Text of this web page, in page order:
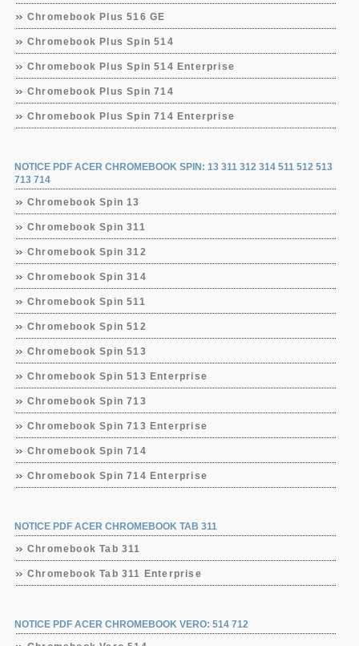
Chromebook Plus 516 GE
Chromebook Plus Spin 514
Chromebook Plus Spin 514 Enterprise
Chromebook Plus Spin 714
Chromebook Plus Spin 714 Enterprise
NOTICE PDF ACER CHROMEBOOK SPIN: 13 311 312 314 511 512 513
713 714
Chromebook Spin 13
Chromebook Spin 311
Chromebook Spin 312
Chromebook Spin 314
Chromebook Spin 511
Chromebook Spin 512
Chromebook Spin 513
Chromebook Spin 513 Enterprise
Chromebook Spin 713
Chromebook Spin 713 Enterprise
Chromebook Spin 714
Chromebook Spin 714 Enterprise
NOTICE PDF ACER CHROMEBOOK TAB 311
Chromebook Tab 311
Chromebook Tab 311 Enterprise
NOTICE PDF ACER CHROMEBOOK VERO: 514 712